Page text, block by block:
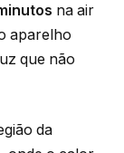
na air
aparelho
que não
da